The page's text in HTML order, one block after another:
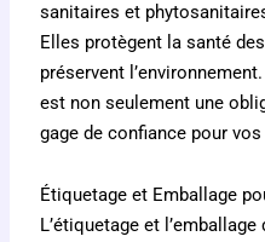
sanitaires et
Elles protègent la santé
préservent
est non seulement une
gage de confiance pour
Étiquetage et Emballage
L’étiquetage et